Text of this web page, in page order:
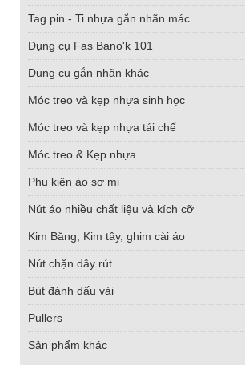
Tag pin - Ti nhựa gắn nhãn mác
Dụng cụ Fas Bano'k 101
Dụng cụ gắn nhãn khác
Móc treo và kẹp nhựa sinh học
Móc treo và kẹp nhựa tái chế
Móc treo & Kẹp nhựa
Phụ kiện áo sơ mi
Nút áo nhiều chất liệu và kích cỡ
Kim Băng, Kim tây, ghim cài áo
Nút chặn dây rút
Bút đánh dấu vải
Pullers
Sản phẩm khác